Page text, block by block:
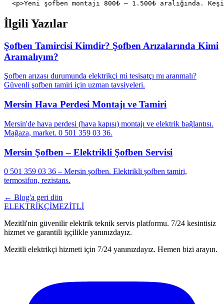
İlgili Yazılar
Şofben Tamircisi Kimdir? Şofben Arızalarında Kimi
Aramalıyım?
Şofben arızası durumunda elektrikçi mi tesisatçı mı aranmalı?
Güvenli şofben tamiri için uzman tavsiyeleri.
Mersin Hava Perdesi Montajı ve Tamiri
Mersin'de hava perdesi (hava kapısı) montajı ve elektrik bağlantısı.
Mağaza, market. 0 501 359 03 36.
Mersin Şofben – Elektrikli Şofben Servisi
0 501 359 03 36 – Mersin şofben. Elektrikli şofben tamiri,
termosifon, rezistans.
← Blog'a geri dön
ELEKTRİKÇİMEZİTLİ
Mezitli'nin güvenilir elektrik teknik servis platformu. 7/24 kesintisiz
hizmet ve garantili işçilikle yanınızdayız.
Mezitli elektrikçi hizmeti için 7/24 yanınızdayız. Hemen bizi arayın.